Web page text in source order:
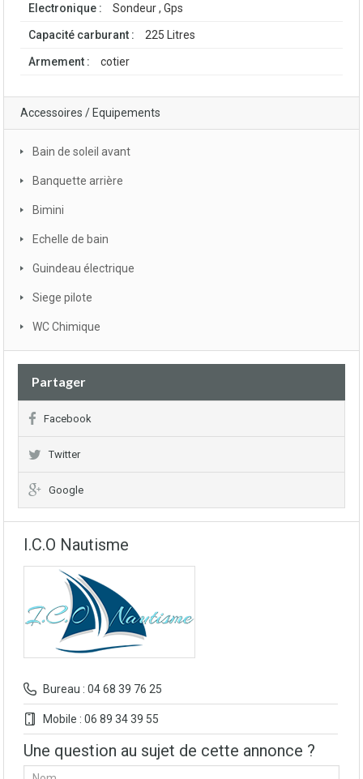
Electronique : Sondeur , Gps
Capacité carburant : 225 Litres
Armement : cotier
Accessoires / Equipements
Bain de soleil avant
Banquette arrière
Bimini
Echelle de bain
Guindeau électrique
Siege pilote
WC Chimique
Partager
Facebook
Twitter
Google
I.C.O Nautisme
Bureau : 04 68 39 76 25
Mobile : 06 89 34 39 55
Une question au sujet de cette annonce ?